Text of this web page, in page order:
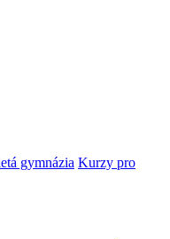
gymnázia Kurzy pro